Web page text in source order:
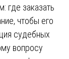
где заказать
чтобы его
судебных
вопросу